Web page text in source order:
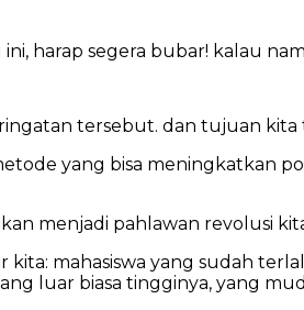
harap segera bubar! kalau
tersebut. dan tujuan kita
yang bisa meningkatkan
menjadi pahlawan revolusi
mahasiswa yang sudah
luar biasa tingginya, yang